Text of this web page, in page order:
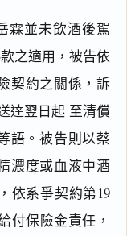
霖並未飲酒後駕
之適用，被告依
契約之關係，訴
達翌日起 至清償
語。被告則以蔡
濃度或血液中酒
依系爭契約第19
付保險金責任，